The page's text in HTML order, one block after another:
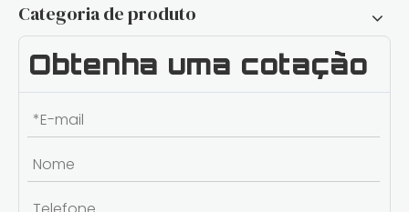
Categoria de produto
Obtenha uma cotação